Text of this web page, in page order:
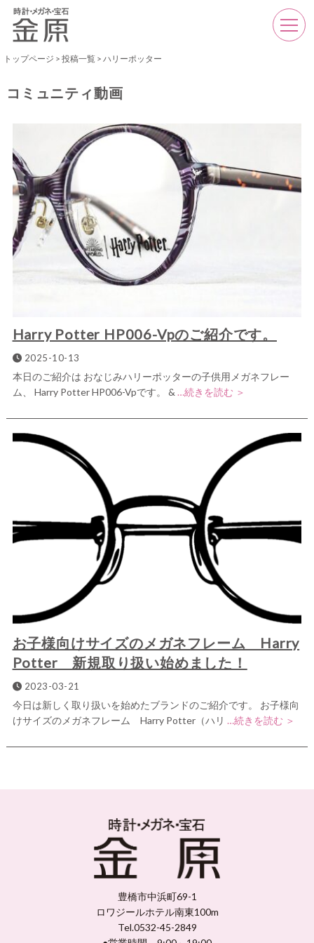
トップページ > 投稿一覧 > ハリーポッター
コミュニティ動画
Harry Potter HP006-Vpのご紹介です。
2025-10-13
本日のご紹介は おなじみハリーポッターの子供用メガネフレー
ム、 Harry Potter HP006-Vpです。 & …続きを読む ＞
お子様向けサイズのメガネフレーム Harry
Potter 新規取り扱い始めました！
2023-03-21
今日は新しく取り扱いを始めたブランドのご紹介です。 お子様向
けサイズのメガネフレーム Harry Potter（ハリ …続きを読む ＞
豊橋市中浜町69-1
ロワジールホテル南東100m
Tel.0532-45-2849